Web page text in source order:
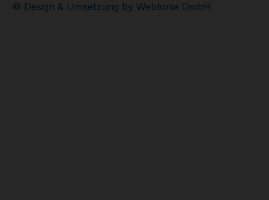
© Design & Umsetzung by Webtonia GmbH